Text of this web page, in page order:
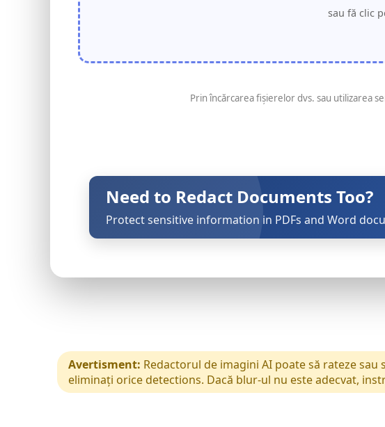
sau fă clic
Prin încărcarea fișierelor dvs. sau utilizarea
Need to Redact Documents Too?
Protect sensitive information in PDFs and Word
Avertisment: Redactorul de imagini AI poate să rateze
eliminați orice detections. Dacă blur‑ul nu este adecvat,